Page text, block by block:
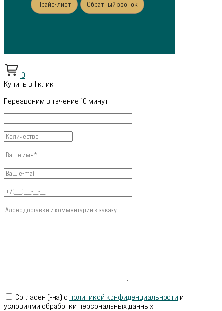
Прайс-лист Обратный звонок
0
Купить в 1 клик
Перезвоним в течение 10 минут!
Согласен (-на) с политикой конфиденциальности и
условиями обработки персональных данных.